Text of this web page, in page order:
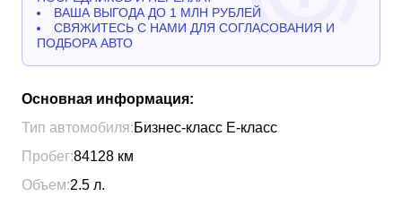
ВАША ВЫГОДА ДО 1 МЛН РУБЛЕЙ
СВЯЖИТЕСЬ С НАМИ ДЛЯ СОГЛАСОВАНИЯ И
ПОДБОРА АВТО
Основная информация:
Тип автомобиля:Бизнес-класс Е-класс
Пробег:84128 км
Объем:2.5 л.